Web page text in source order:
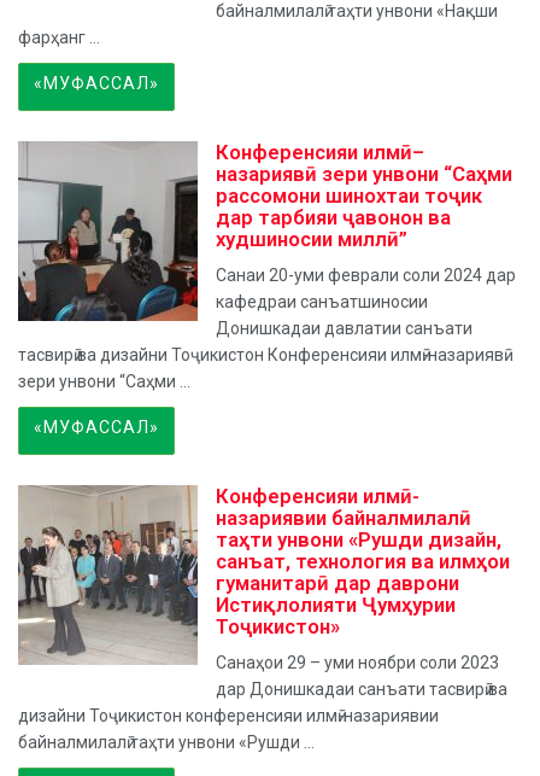
байналмилалӣ таҳти унвони «Нақши
фарҳанг ...
«МУФАССАЛ»
Конференсияи илмӣ–
назариявӣ зери унвони “Саҳми
рассомони шинохтаи тоҷик
дар тарбияи ҷавонон ва
худшиносии миллӣ”
Санаи 20-уми феврали соли 2024 дар
кафедраи санъатшиносии
Донишкадаи давлатии санъати
тасвирӣ ва дизайни Тоҷикистон Конференсияи илмӣ-назариявӣ
зери унвони “Саҳми ...
«МУФАССАЛ»
Конференсияи илмӣ-
назариявии байналмилалӣ
таҳти унвони «Рушди дизайн,
санъат, технология ва илмҳои
гуманитарӣ дар даврони
Истиқлолияти Ҷумҳурии
Тоҷикистон»
Санаҳои 29 – уми ноябри соли 2023
дар Донишкадаи санъати тасвирӣ ва
дизайни Тоҷикистон конференсияи илмӣ-назариявии
байналмилалӣ таҳти унвони «Рушди ...